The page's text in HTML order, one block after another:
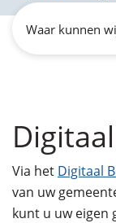
Zoeken
Waar
helpen?
Via het Digitaal
van uw
kunt u uw eigen